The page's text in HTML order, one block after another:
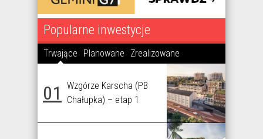
Popularne inwestycje
Trwające Planowane Zrealizowane
01
Wzgórze Karscha (PB
Chałupka) – etap 1